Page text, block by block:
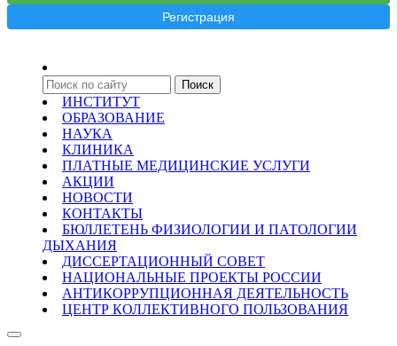
Регистрация
ИНСТИТУТ
ОБРАЗОВАНИЕ
НАУКА
КЛИНИКА
ПЛАТНЫЕ МЕДИЦИНСКИЕ УСЛУГИ
АКЦИИ
НОВОСТИ
КОНТАКТЫ
БЮЛЛЕТЕНЬ ФИЗИОЛОГИИ И ПАТОЛОГИИ
ДЫХАНИЯ
ДИССЕРТАЦИОННЫЙ СОВЕТ
НАЦИОНАЛЬНЫЕ ПРОЕКТЫ РОССИИ
АНТИКОРРУПЦИОННАЯ ДЕЯТЕЛЬНОСТЬ
ЦЕНТР КОЛЛЕКТИВНОГО ПОЛЬЗОВАНИЯ